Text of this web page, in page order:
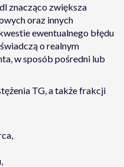
znacząco zwiększa
oraz innych
ewentualnego błędu
o realnym
w sposób pośredni lub
TG, a także frakcji